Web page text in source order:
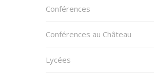
Conférences
Conférences au Château
Lycées